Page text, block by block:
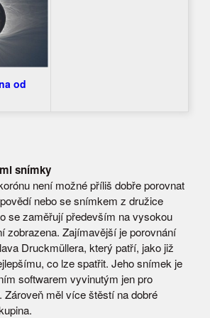
od
snímky
není možné příliš dobře porovnat
nebo se snímkem z družice
se zaměřují především na vysokou
zobrazena. Zajímavější je porovnání
Druckmüllera, který patří, jako již
co lze spatřit. Jeho snímek je
softwarem vyvinutým jen pro
Zároveň měl více štěstí na dobré